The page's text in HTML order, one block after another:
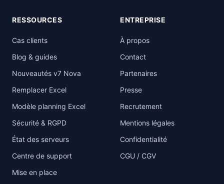
RESSOURCES
Cas clients
Blog & guides
Nouveautés v7 Nova
Remplacer Excel
Modèle planning Excel
Sécurité & RGPD
État des serveurs
Centre de support
Mise en place
ENTREPRISE
À propos
Contact
Partenaires
Presse
Recrutement
Mentions légales
Confidentialité
CGU / CGV